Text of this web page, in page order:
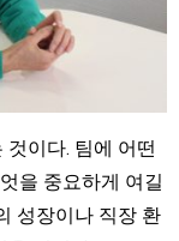
이다. 팀에 어떤
을 중요하게 여길
성장이나 직장 환